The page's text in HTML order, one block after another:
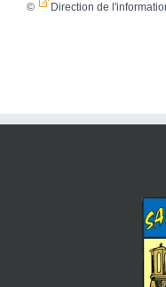
© Direction de